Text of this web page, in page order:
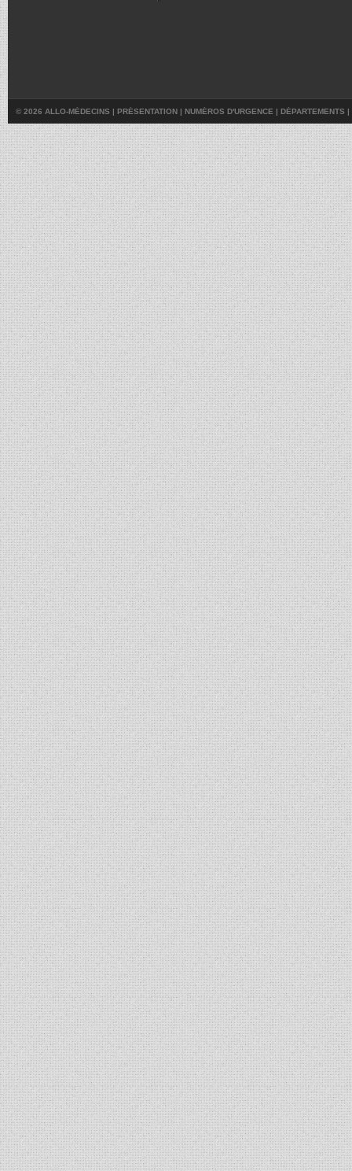
© 2026 ALLO-MÉDECINS | PRÉSENTATION | NUMÉROS D'URGENCE | DÉPARTEMENTS |